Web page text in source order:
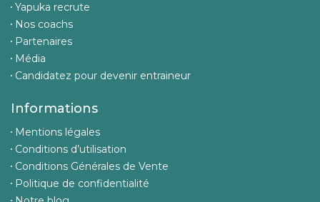
Yapuka recrute
Nos coachs
Partenaires
Média
Candidatez pour devenir entraineur
Informations
Mentions légales
Conditions d’utilisation
Conditions Générales de Vente
Politique de confidentialité